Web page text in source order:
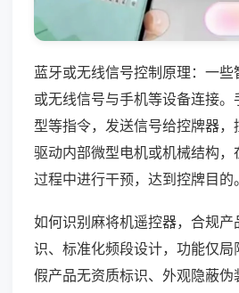
蓝牙或无线信号控制原理：一
或无线信号与手机等设备连接
型等指令，发送信号给控牌器
驱动内部微型电机或机械结构
过程中进行干预，达到控牌目的。
如何识别麻将机遥控器，合规
识、标准化频段设计，功能仅局
假产品无资质标识、外观隐蔽伪